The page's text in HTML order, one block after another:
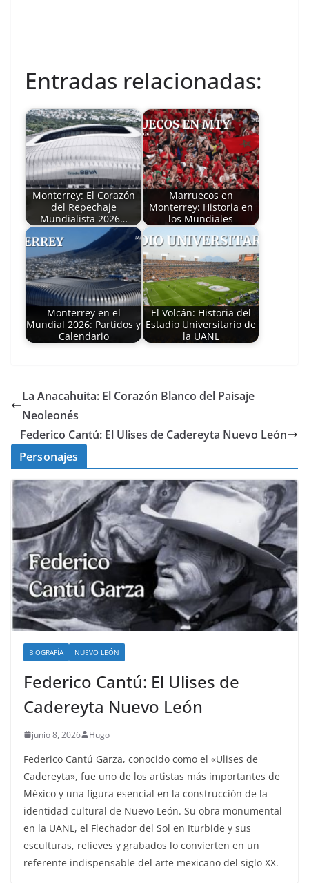
Entradas relacionadas:
Monterrey: El Corazón
del Repechaje
Mundialista 2026…
Marruecos en
Monterrey: Historia en
los Mundiales
Monterrey en el
Mundial 2026: Partidos y
Calendario
El Volcán: Historia del
Estadio Universitario de
la UANL
La Anacahuita: El Corazón Blanco del Paisaje
Neoleonés
Federico Cantú: El Ulises de Cadereyta Nuevo León
Personajes
BIOGRAFÍA NUEVO LEÓN
Federico Cantú: El Ulises de
Cadereyta Nuevo León
junio 8, 2026 Hugo
Federico Cantú Garza, conocido como el «Ulises de
Cadereyta», fue uno de los artistas más importantes de
México y una figura esencial en la construcción de la
identidad cultural de Nuevo León. Su obra monumental
en la UANL, el Flechador del Sol en Iturbide y sus
esculturas, relieves y grabados lo convierten en un
referente indispensable del arte mexicano del siglo XX.